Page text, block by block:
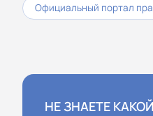
Официальный портал
НЕ ЗНАЕТЕ